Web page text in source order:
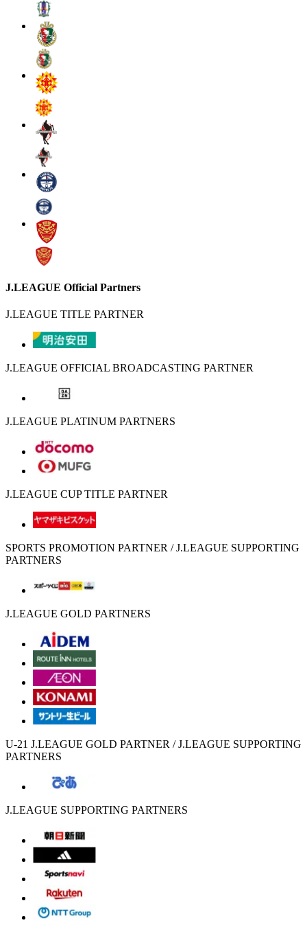
J.LEAGUE Official Partners
J.LEAGUE TITLE PARTNER
J.LEAGUE OFFICIAL BROADCASTING PARTNER
J.LEAGUE PLATINUM PARTNERS
J.LEAGUE CUP TITLE PARTNER
SPORTS PROMOTION PARTNER / J.LEAGUE SUPPORTING
PARTNERS
J.LEAGUE GOLD PARTNERS
U-21 J.LEAGUE GOLD PARTNER / J.LEAGUE SUPPORTING
PARTNERS
J.LEAGUE SUPPORTING PARTNERS